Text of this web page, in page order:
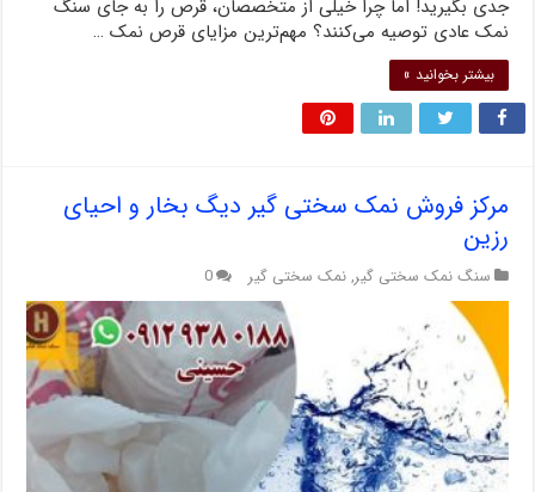
جدی بگیرید! اما چرا خیلی از متخصصان، قرص را به جای سنگ
نمک عادی توصیه می‌کنند؟ مهم‌ترین مزایای قرص نمک …
بیشتر بخوانید »
مرکز فروش نمک سختی گیر دیگ بخار و احیای
رزین
سنگ نمک سختی گیر, نمک سختی گیر 0